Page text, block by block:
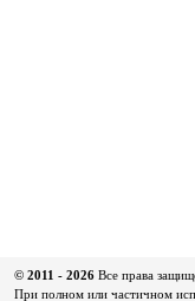
© 2011 - 2026 Все права
При полном или частичном